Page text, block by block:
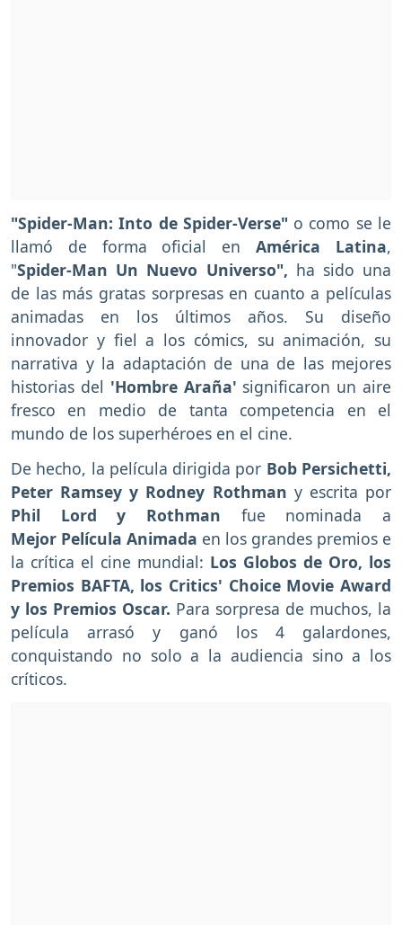
"Spider-Man: Into de Spider-Verse" o como se le
llamó de forma oficial enAmérica Latina,
"Spider-Man Un Nuevo Universo", ha sido una
de las más gratas sorpresas en cuanto a películas
animadas en los últimos años. Su diseño
innovador y fiel a los cómics, su animación, su
narrativa y la adaptación de una de las mejores
historias del 'Hombre Araña' significaron un aire
fresco en medio de tanta competencia en el
mundo de los superhéroes en el cine.
De hecho, la película dirigida por Bob Persichetti,
Peter Ramsey y Rodney Rothman y escrita por
Phil Lord y Rothman fue nominada a
Mejor Película Animada en los grandes premios e
la crítica el cine mundial: Los Globos de Oro, los
Premios BAFTA, los Critics' Choice Movie Award
y los Premios Oscar. Para sorpresa de muchos, la
película arrasó y ganó los 4 galardones,
conquistando no solo a la audiencia sino a los
críticos.